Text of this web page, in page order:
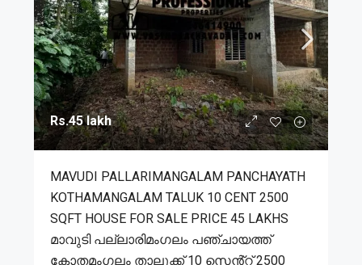
Rs.45 lakh
MAVUDI PALLARIMANGALAM PANCHAYATH
KOTHAMANGALAM TALUK 10 CENT 2500
SQFT HOUSE FOR SALE PRICE 45 LAKHS
മാവുടി പല്ലാരിമംഗലം പഞ്ചായത്ത്
കോതമംഗലം താലൂക്ക് 10 സെൻ്റ് 2500